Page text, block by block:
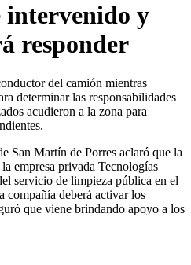
intervenido y
responder
del camión mientras
determinar las responsabilidades
acudieron a la zona para
San Martín de Porres aclaró que la
empresa privada Tecnologías
servicio de limpieza pública en el
deberá activar los
que viene brindando apoyo a los